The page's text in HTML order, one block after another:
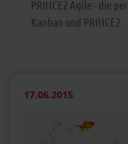
PRINCE2 Agile - die
Kanban und PRINCE2
17.06.2015